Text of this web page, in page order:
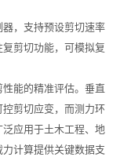
，支持预设剪切速率
剪切功能，可模拟复
能的精准评估。垂直
剪切应变，而测力环
应用于土木工程、地
计算提供关键数据支